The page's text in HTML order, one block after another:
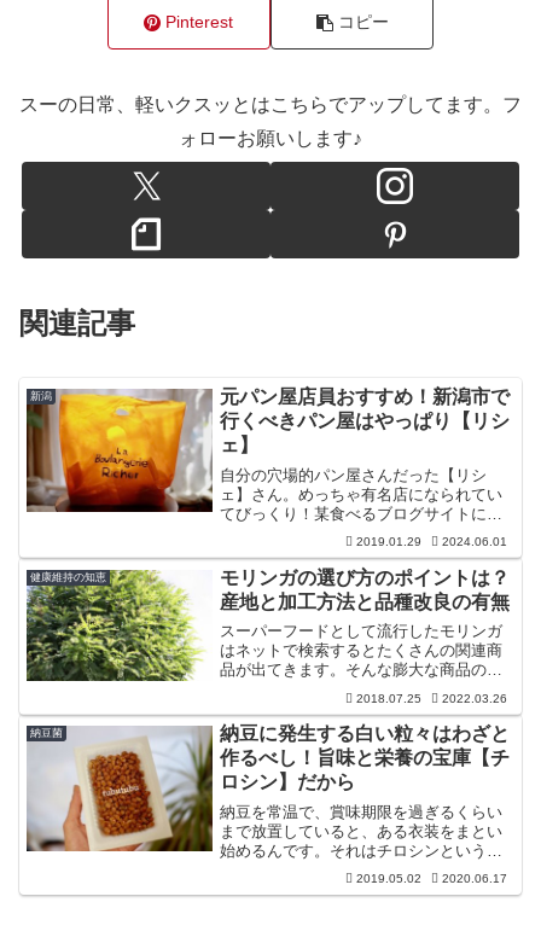
Pinterest コピー
スーの日常、軽いクスッとはこちらでアップしてます。フ
ォローお願いします♪
関連記事
新潟
元パン屋店員おすすめ！新潟市で
行くべきパン屋はやっぱり【リシ
ェ】
自分の穴場的パン屋さんだった【リシ
ェ】さん。めっちゃ有名店になられてい
てびっくり！某食べるブログサイトによ
ると新潟市で一番人気らしいです。じっ
ぶのは【リシェ】さんのパンかもしれな
いなぁと思います。
2019.01.29 2024.06.01
健康維持の知恵
モリンガの選び方のポイントは？
産地と加工方法と品種改良の有無
スーパーフードとして流行したモリンガ
はネットで検索するとたくさんの関連商
品が出てきます。そんな膨大な商品の中
から、体にとって有益でできるだけコス
パがいいものを選び取る事はなかなか難
しいですよね。どういう基準で選んだら
良いのかを探りました！
2018.07.25 2022.03.26
納豆菌
納豆に発生する白い粒々はわざと
作るべし！旨味と栄養の宝庫【チ
ロシン】だから
納豆を常温で、賞味期限を過ぎるくらい
まで放置していると、ある衣装をまとい
始めるんです。それはチロシンというア
ミノ酸の一種で、「大豆のタンパク質が
分解されて旨味成分が増し増しになって
2019.05.02 2020.06.17